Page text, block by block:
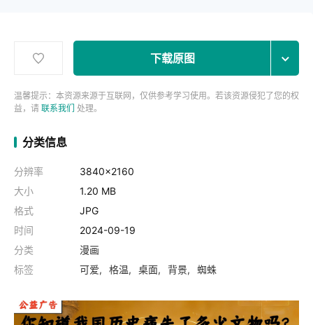
下载原图
温馨提示：本资源来源于互联网，仅供参考学习使用。若该资源侵犯了您的权
益，请 联系我们 处理。
分类信息
分辨率
3840x2160
大小
1.20 MB
格式
JPG
时间
2024-09-19
分类
漫画
标签
可爱 格温 桌面 背景 蜘蛛